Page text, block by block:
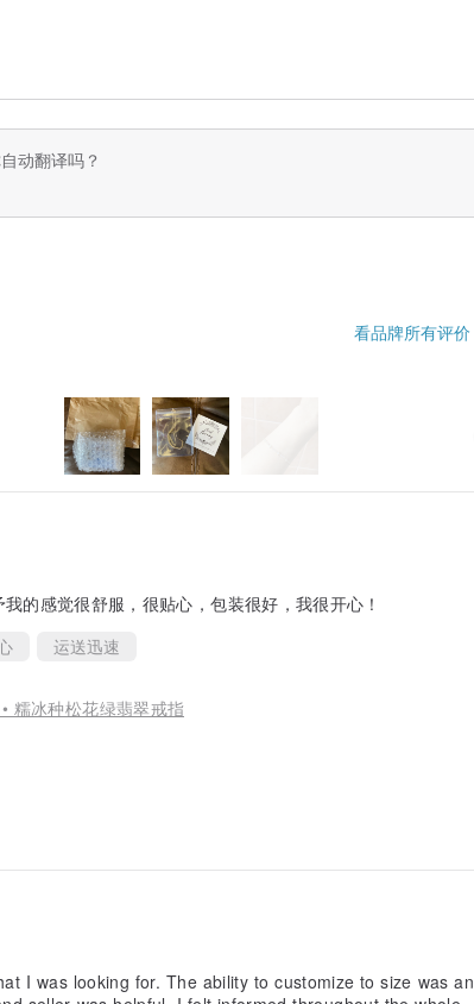
动翻译吗？
看品牌所有评价
的感觉很舒服，很贴心，包装很好，我很开心！
运送迅速
糯冰种松花绿翡翠戒指
I was looking for. The ability to customize to size was an